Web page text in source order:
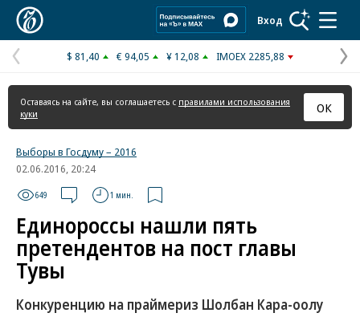
Вход
Предыдущая
страница
$ 81,40 € 94,05 ¥ 12,08 IMOEX 2285,88
Оставаясь на сайте, вы соглашаетесь с правилами использования
куки
ОК
Выборы в Госдуму – 2016
02.06.2016, 20:24
649 1 мин.
Единороссы нашли пять
претендентов на пост главы
Тувы
Конкуренцию на праймериз Шолбан Кара-оолу